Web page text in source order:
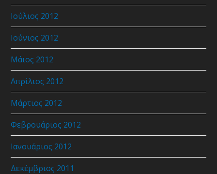
Ιούλιος 2012
Ιούνιος 2012
Μάιος 2012
Απρίλιος 2012
Μάρτιος 2012
Φεβρουάριος 2012
Ιανουάριος 2012
Δεκέμβριος 2011